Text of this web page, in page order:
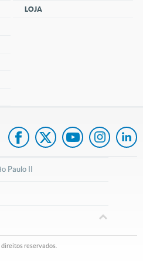
LOJA
Paulo II
direitos reservados.